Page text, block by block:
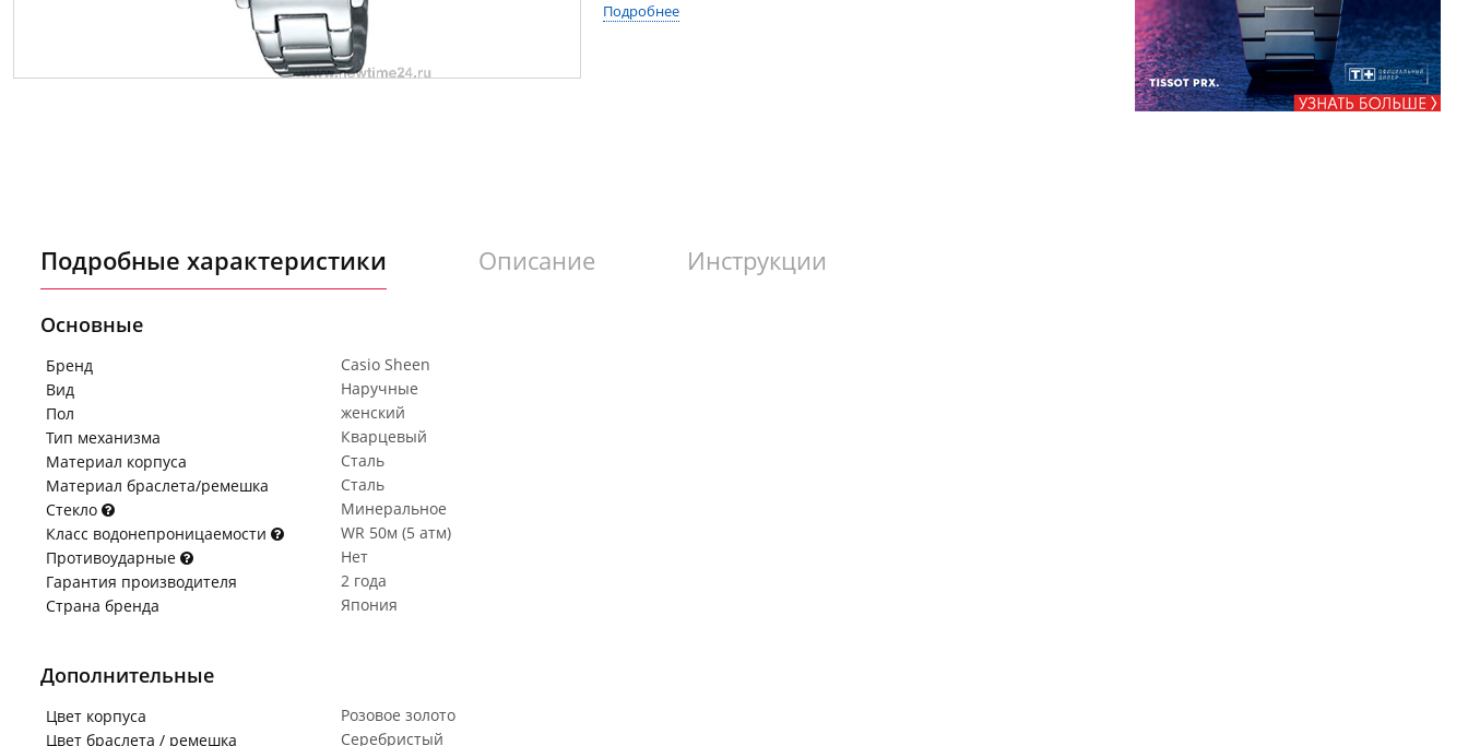
Подробнее
Подробные характеристики Описание Инструкции
Основные
Бренд
Casio Sheen
Вид
Наручные
Пол
женский
Тип механизма
Кварцевый
Материал корпуса
Сталь
Материал браслета/ремешка
Сталь
Стекло
Минеральное
Класс водонепроницаемости
WR 50м (5 атм)
Противоударные
Нет
Гарантия производителя
2 года
Страна бренда
Япония
Дополнительные
Цвет корпуса
Розовое золото
Цвет браслета / ремешка
Серебристый